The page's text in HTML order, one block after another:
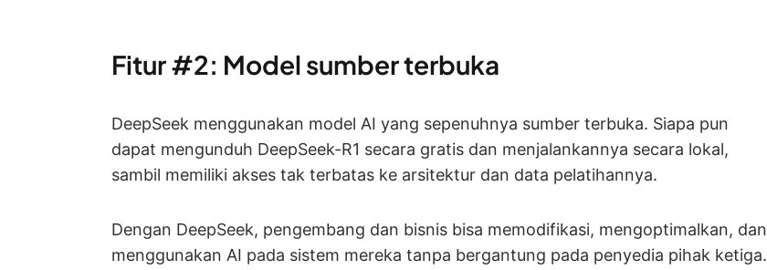
Fitur #2: Model sumber terbuka
DeepSeek menggunakan model AI yang sepenuhnya sumber terbuka. Siapa pun
dapat mengunduh DeepSeek-R1 secara gratis dan menjalankannya secara lokal,
sambil memiliki akses tak terbatas ke arsitektur dan data pelatihannya.
Dengan DeepSeek, pengembang dan bisnis bisa memodifikasi, mengoptimalkan, dan
menggunakan AI pada sistem mereka tanpa bergantung pada penyedia pihak ketiga.